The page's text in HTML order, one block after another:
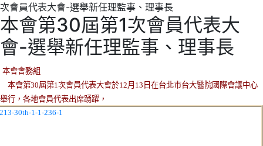
次會員代表大會-選舉新任理監事、理事長
本會第30屆第1次會員代表大
會-選舉新任理監事、理事長
本會會務組
本會第30屆第1次會員代表大會於12月13日在台北市台大醫院國際會議中心
舉行，各地會員代表出席踴躍，